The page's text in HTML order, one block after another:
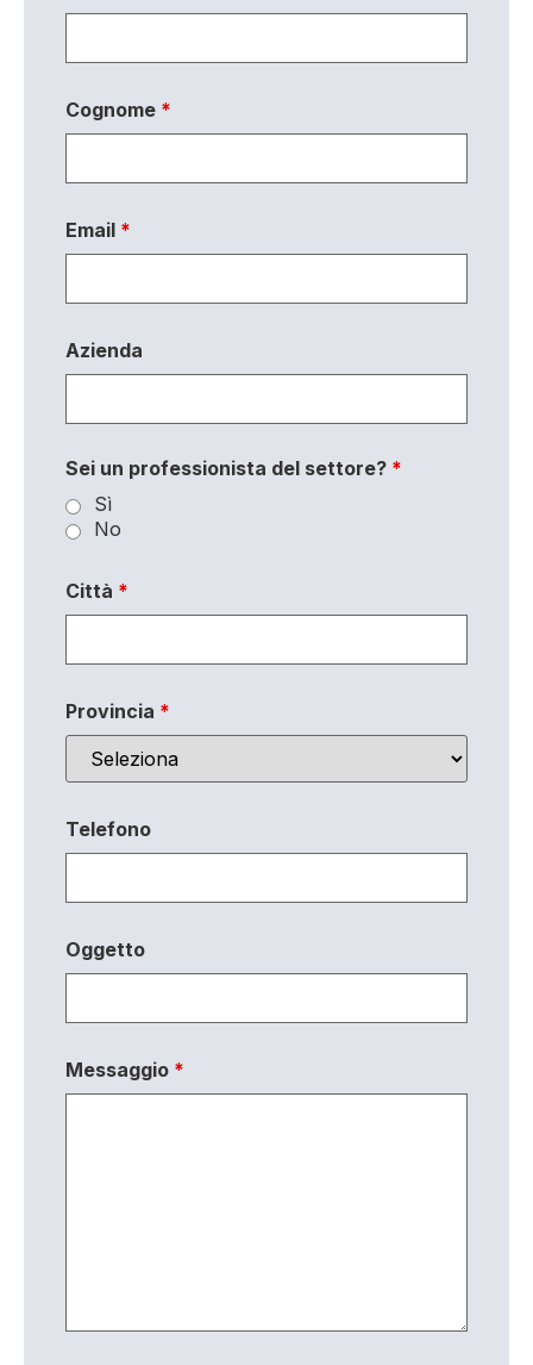
Cognome *
Email *
Azienda
Sei un professionista del settore? *
Sì
No
Città *
Provincia *
Telefono
Oggetto
Messaggio *